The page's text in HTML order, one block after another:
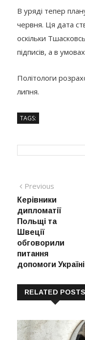
В уряді тепер
червня. Ця дата
оскільки
підписів, а в
Політологи
липня.
TAGS:
Навігація
записів
Previous
post:
Керівники
дипломатії
Польщі та
Швеції
обговорили
питання
допомоги Україні
RELATED POSTS